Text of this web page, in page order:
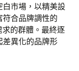
市場，以精美設
合品牌調性的
的群體。最終逐
差異化的品牌形